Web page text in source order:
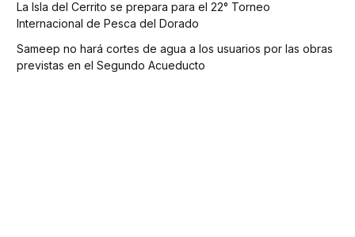
La Isla del Cerrito se prepara para el 22° Torneo
Internacional de Pesca del Dorado
Sameep no hará cortes de agua a los usuarios por las obras
previstas en el Segundo Acueducto